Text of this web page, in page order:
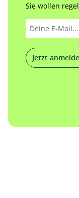
Sie wollen
Jetzt